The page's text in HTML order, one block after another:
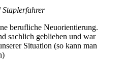
Staplerfahrer
berufliche Neuorientierung.
sachlich geblieben und war
Situation (so kann man